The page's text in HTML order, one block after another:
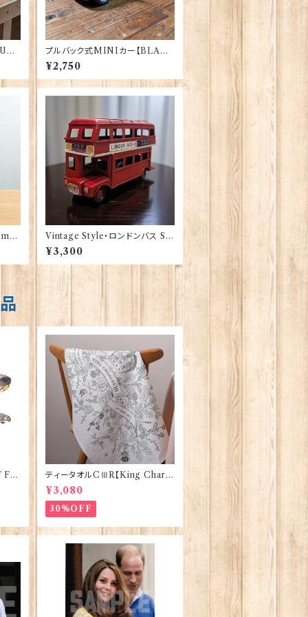
】
プルバック式MINIカー【BLAC
K】A＆W Gifts 40177（22-14）
¥2,750
Vintage Style・ロンドンバス Sm
all NW1London 40166
¥3,300
FA
ティータオルCⅢR【King Charle
sⅢ Coronation】Victoria Egg
s 50129
¥3,080
30%OFF